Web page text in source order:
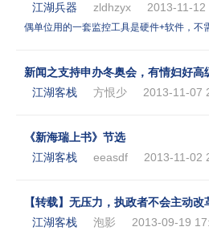
江湖兵器
zldhzyx 2013-11-12
偶单位用的一套监控工具是硬件+软件，不
新闻之支持申办冬奥会，有情妇好高
江湖客栈
方恨少 2013-11-07
《新海瑞上书》节选
江湖客栈
eeasdf 2013-11-02
【转载】无压力，执政者不会主动改
江湖客栈
泡影 2013-09-19